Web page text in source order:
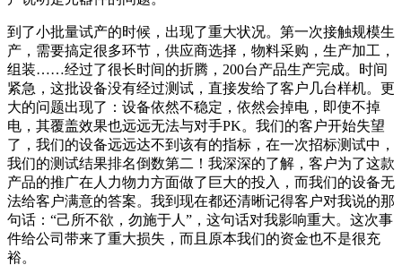
到了小批量试产的时候，出现了重大状况。第一次接触规模生
产，需要搞定很多环节，供应商选择，物料采购，生产加工，
组装……经过了很长时间的折腾，200台产品生产完成。时间
紧急，这批设备没有经过测试，直接发给了客户几台样机。更
大的问题出现了：设备依然不稳定，依然会掉电，即使不掉
电，其覆盖效果也远远无法与对手PK。我们的客户开始失望
了，我们的设备远远达不到该有的指标，在一次招标测试中，
我们的测试结果排名倒数第二！我深深的了解，客户为了这款
产品的推广在人力物力方面做了巨大的投入，而我们的设备无
法给客户满意的答案。我到现在都还清晰记得客户对我说的那
句话：“己所不欲，勿施于人”，这句话对我影响重大。这次事
件给公司带来了重大损失，而且原本我们的资金也不是很充
裕。